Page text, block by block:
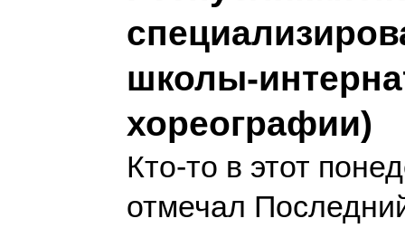
школы-
хореографии)
Кто-то в этот
отмечал